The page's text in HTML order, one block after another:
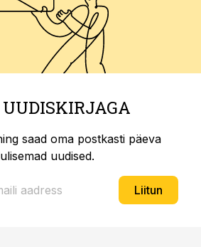
saad oma postkasti päeva
uudised.
Liitun